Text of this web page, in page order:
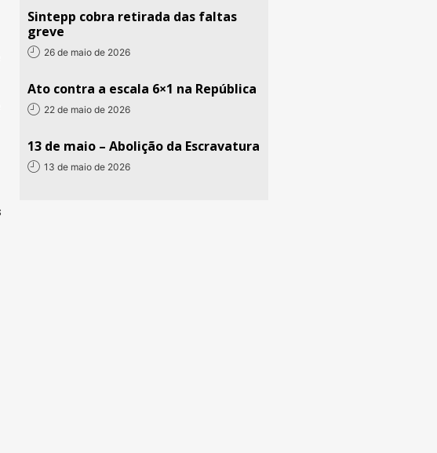
Sintepp cobra retirada das faltas
greve
26 de maio de 2026
Ato contra a escala 6×1 na República
22 de maio de 2026
13 de maio – Abolição da Escravatura
13 de maio de 2026